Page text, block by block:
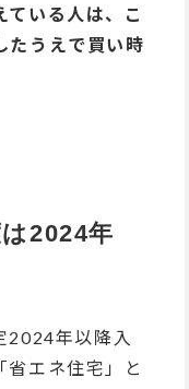
ている人は、こ
たうえで買い時
2024年
2024年以降入
省エネ住宅」と